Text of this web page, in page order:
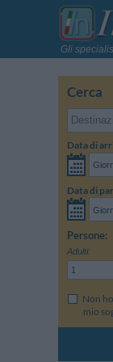
Gli
Cerca
Data di
Data di
Persone:
Adulti:
Non
mio